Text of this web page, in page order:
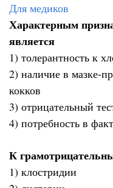
Для медиков
Характерным
является
1) толерантность к
2) наличие в мазке-
кокков
3) отрицательный
4) потребность в
К
1) клостридии